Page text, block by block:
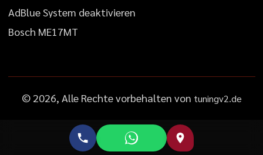
AdBlueSystem deaktivieren
Bosch ME17MT
© 2026, Alle Rechte vorbehalten von tuningv2.de